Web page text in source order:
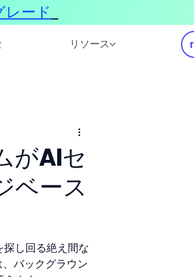
リソース
がAIセ
ベース
し回る絶え間な
バックグラウン
ード